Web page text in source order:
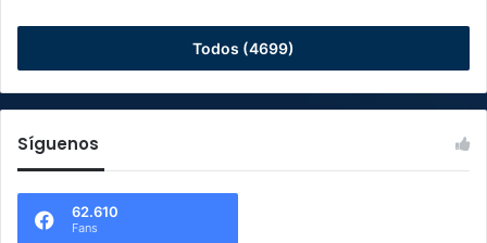
Todos (4699)
Síguenos
62.610
Fans